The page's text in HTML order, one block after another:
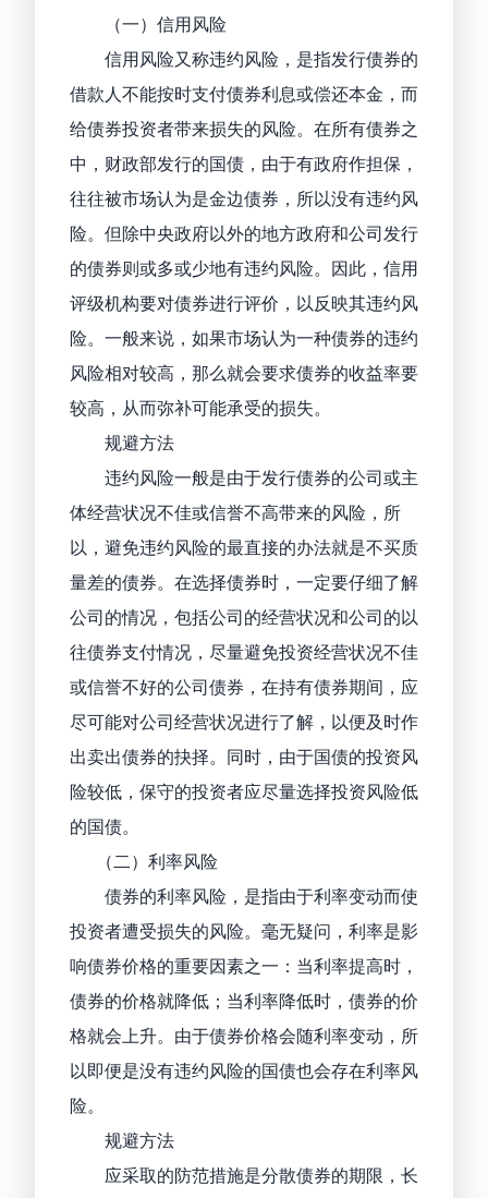
（一）信用风险
信用风险又称违约风险，是指发行债券的
借款人不能按时支付债券利息或偿还本金，而
给债券投资者带来损失的风险。在所有债券之
中，财政部发行的国债，由于有政府作担保，
往往被市场认为是金边债券，所以没有违约风
险。但除中央政府以外的地方政府和公司发行
的债券则或多或少地有违约风险。因此，信用
评级机构要对债券进行评价，以反映其违约风
险。一般来说，如果市场认为一种债券的违约
风险相对较高，那么就会要求债券的收益率要
较高，从而弥补可能承受的损失。
规避方法
违约风险一般是由于发行债券的公司或主
体经营状况不佳或信誉不高带来的风险，所
以，避免违约风险的最直接的办法就是不买质
量差的债券。在选择债券时，一定要仔细了解
公司的情况，包括公司的经营状况和公司的以
往债券支付情况，尽量避免投资经营状况不佳
或信誉不好的公司债券，在持有债券期间，应
尽可能对公司经营状况进行了解，以便及时作
出卖出债券的抉择。同时，由于国债的投资风
险较低，保守的投资者应尽量选择投资风险低
的国债。
（二）利率风险
债券的利率风险，是指由于利率变动而使
投资者遭受损失的风险。毫无疑问，利率是影
响债券价格的重要因素之一：当利率提高时，
债券的价格就降低；当利率降低时，债券的价
格就会上升。由于债券价格会随利率变动，所
以即便是没有违约风险的国债也会存在利率风
险。
规避方法
应采取的防范措施是分散债券的期限，长